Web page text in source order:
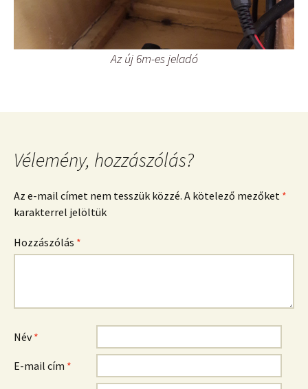
Az új 6m-es jeladó
Vélemény, hozzászólás?
Az e-mail címet nem tesszük közzé. A kötelező mezőket *
karakterrel jelöltük
Hozzászólás *
Név*
E-mail cím *